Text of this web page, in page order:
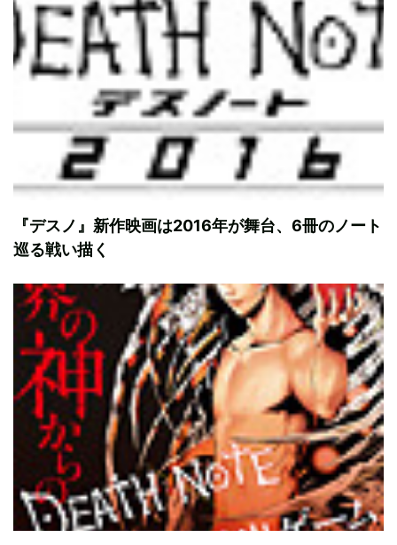
『デスノ』新作映画は2016年が舞台、6冊のノート
巡る戦い描く